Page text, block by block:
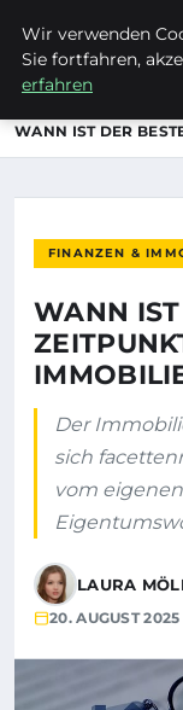
MTUCLUB
WANN IST DER
FINANZEN &
WANN
Der
sich
vom
LAURA
20. AUGUST 2025
Wir verwenden
Sie fortfahren,
erfahren